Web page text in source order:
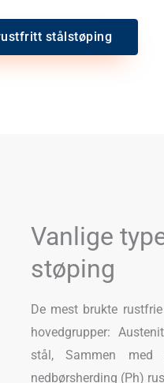
stålstøping
Vanlige
støping
De mest brukte
hovedgrupper:
stål, Sammen med
nedbørsherding (Ph)